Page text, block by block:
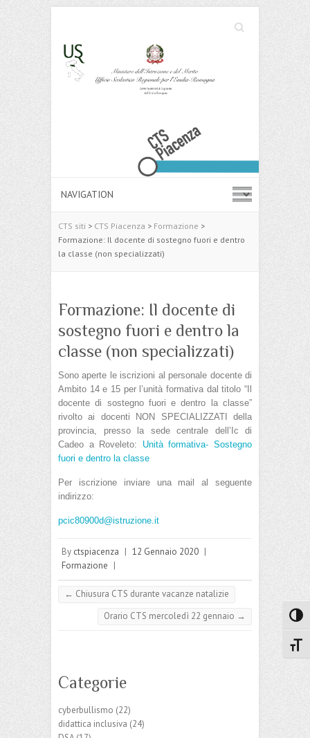
Search
Cerca
CTS siti > CTS Piacenza > Formazione >
Formazione: Il docente di sostegno fuori e dentro
la classe (non specializzati)
Formazione: Il docente di
sostegno fuori e dentro la
classe (non specializzati)
Sono aperte le iscrizioni al personale docente di
Ambito 14 e 15 per l’unità formativa dal titolo “Il
docente di sostegno fuori e dentro la classe”
rivolto ai docenti NON SPECIALIZZATI della
provincia, presso la sede centrale dell’Ic di
Cadeo a Roveleto: Unità formativa- Sostegno
fuori e dentro la classe
Per iscrizione inviare una mail al seguente
indirizzo:
pcic80900d@istruzione.it
By ctspiacenza | 12 Gennaio 2020 |
Formazione |
← Chiusura CTS durante vacanze natalizie
Orario CTS mercoledì 22 gennaio →
Categorie
cyberbullismo (22)
didattica inclusiva (24)